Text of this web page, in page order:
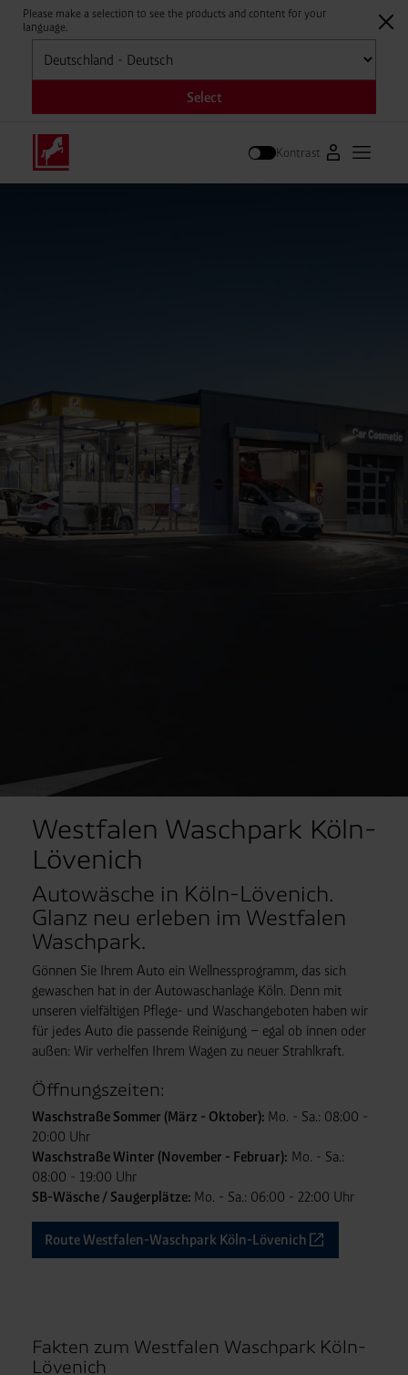
Please make a selection to see the products and content for your
language.
Auswählen
Select
Kontrast Zum
Westfalen Waschpark Köln-
Lövenich
Autowäsche in Köln-Lövenich.
Glanz neu erleben im Westfalen
Waschpark.
Gönnen Sie Ihrem Auto ein Wellnessprogramm, das sich
gewaschen hat in der Autowaschanlage Köln. Denn mit
unseren vielfältigen Pflege- und Waschangeboten haben wir
für jedes Auto die passende Reinigung – egal ob innen oder
außen: Wir verhelfen Ihrem Wagen zu neuer Strahlkraft.
Öffnungszeiten:
Waschstraße Sommer (März - Oktober): Mo. - Sa.: 08:00 -
20:00 Uhr
Waschstraße Winter (November - Februar): Mo. - Sa.:
08:00 - 19:00 Uhr
SB-Wäsche / Saugerplätze: Mo. - Sa.: 06:00 - 22:00 Uhr
Route Westfalen-Waschpark Köln-Lövenich
Fakten zum Westfalen Waschpark Köln-
Lövenich